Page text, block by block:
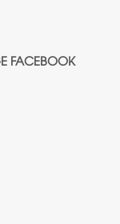
FACEBOOK